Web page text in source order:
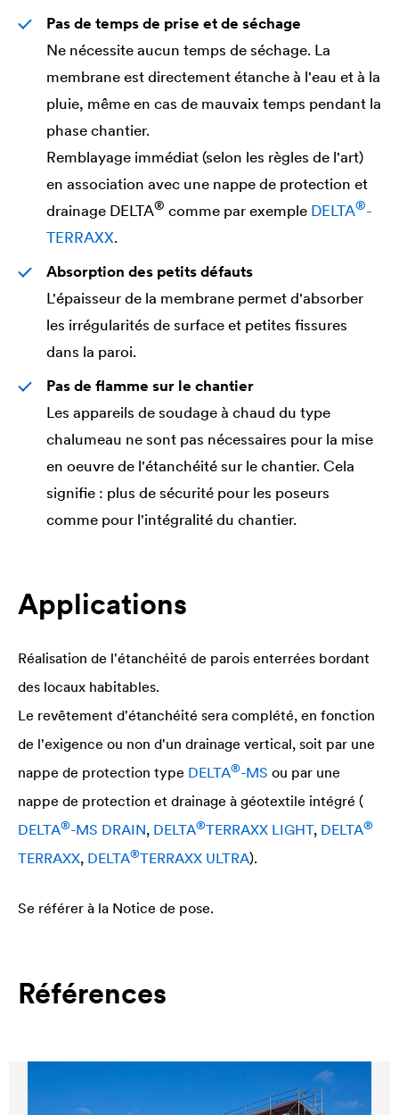
Pas de temps de prise et de séchage
Ne nécessite aucun temps de séchage. La
membrane est directement étanche à l'eau et à la
pluie, même en cas de mauvaix temps pendant la
phase chantier.
Remblayage immédiat (selon les règles de l'art)
en association avec une nappe de protection et
drainage DELTA® comme par exemple DELTA®-
TERRAXX.
Absorption des petits défauts
L'épaisseur de la membrane permet d'absorber
les irrégularités de surface et petites fissures
dans la paroi.
Pas de flamme sur le chantier
Les appareils de soudage à chaud du type
chalumeau ne sont pas nécessaires pour la mise
en oeuvre de l'étanchéité sur le chantier. Cela
signifie : plus de sécurité pour les poseurs
comme pour l'intégralité du chantier.
Applications
Réalisation de l'étanchéité de parois enterrées bordant
des locaux habitables.
Le revêtement d'étanchéité sera complété, en fonction
de l'exigence ou non d'un drainage vertical, soit par une
nappe de protection type DELTA®-MS ou par une
nappe de protection et drainage à géotextile intégré (
DELTA®-MS DRAIN, DELTA®TERRAXX LIGHT, DELTA®
TERRAXX, DELTA®TERRAXX ULTRA).
Se référer à la Notice de pose.
Références